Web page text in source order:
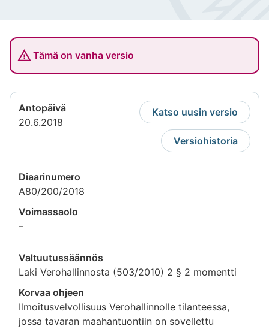
Tämä on vanha versio
Antopäivä
20.6.2018
Katso uusin versio
Versiohistoria
Diaarinumero
A80/200/2018
Voimassaolo
–Tietoa
ei
saatavilla
Valtuutussäännös
Laki Verohallinnosta (503/2010) 2 § 2 momentti
Korvaa ohjeen
Ilmoitusvelvollisuus Verohallinnolle tilanteessa,
jossa tavaran maahantuontiin on sovellettu